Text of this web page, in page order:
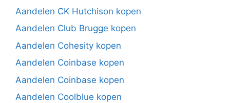
Aandelen CK Hutchison kopen
Aandelen Club Brugge kopen
Aandelen Cohesity kopen
Aandelen Coinbase kopen
Aandelen Coinbase kopen
Aandelen Coolblue kopen